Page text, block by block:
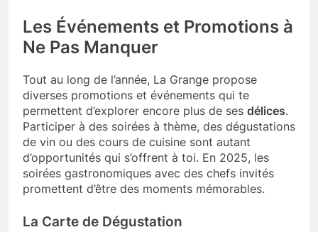
Les Événements et Promotions à
Ne Pas Manquer
Tout au long de l’année, La Grange propose
diverses promotions et événements qui te
permettent d’explorer encore plus de ses délices.
Participer à des soirées à thème, des dégustations
de vin ou des cours de cuisine sont autant
d’opportunités qui s’offrent à toi. En 2025, les
soirées gastronomiques avec des chefs invités
promettent d’être des moments mémorables.
La Carte de Dégustation